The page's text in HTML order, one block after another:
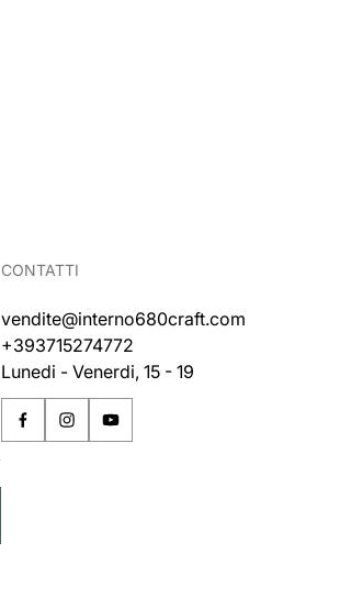
CONTATTI
vendite@interno680craft.com
+393715274772
Lunedi - Venerdi, 15 - 19